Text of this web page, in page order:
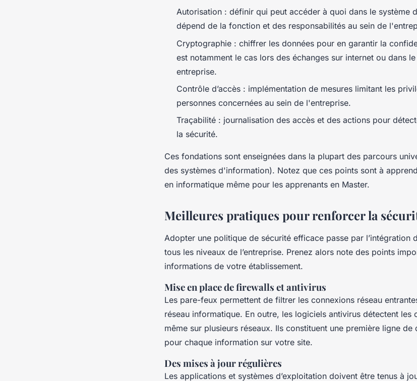
Autorisation : définir qui peut accéder à quoi dans le système
dépend de la fonction et des responsabilités au sein de
Cryptographie : chiffrer les données pour en garantir la
est notamment le cas lors des échanges sur internet ou dans
entreprise.
Contrôle d’accès : implémentation de mesures limitant les
personnes concernées au sein de l'entreprise.
Traçabilité : journalisation des accès et des actions pour
la sécurité.
Ces fondations sont enseignées dans la plupart des parcours
des systèmes d'information). Notez que ces points sont à
en informatique même pour les apprenants en Master.
Meilleures pratiques pour renforcer la
Adopter une politique de sécurité efficace passe par l’intégration
tous les niveaux de l’entreprise. Prenez alors note des points
informations de votre établissement.
Mise en place de firewalls et antivirus
Les pare-feux permettent de filtrer les connexions réseau
réseau informatique. En outre, les logiciels antivirus détectent les
même sur plusieurs réseaux. Ils constituent une première ligne de
pour chaque information sur votre site.
Des mises à jour régulières
Les applications et systèmes d’exploitation doivent être tenus à